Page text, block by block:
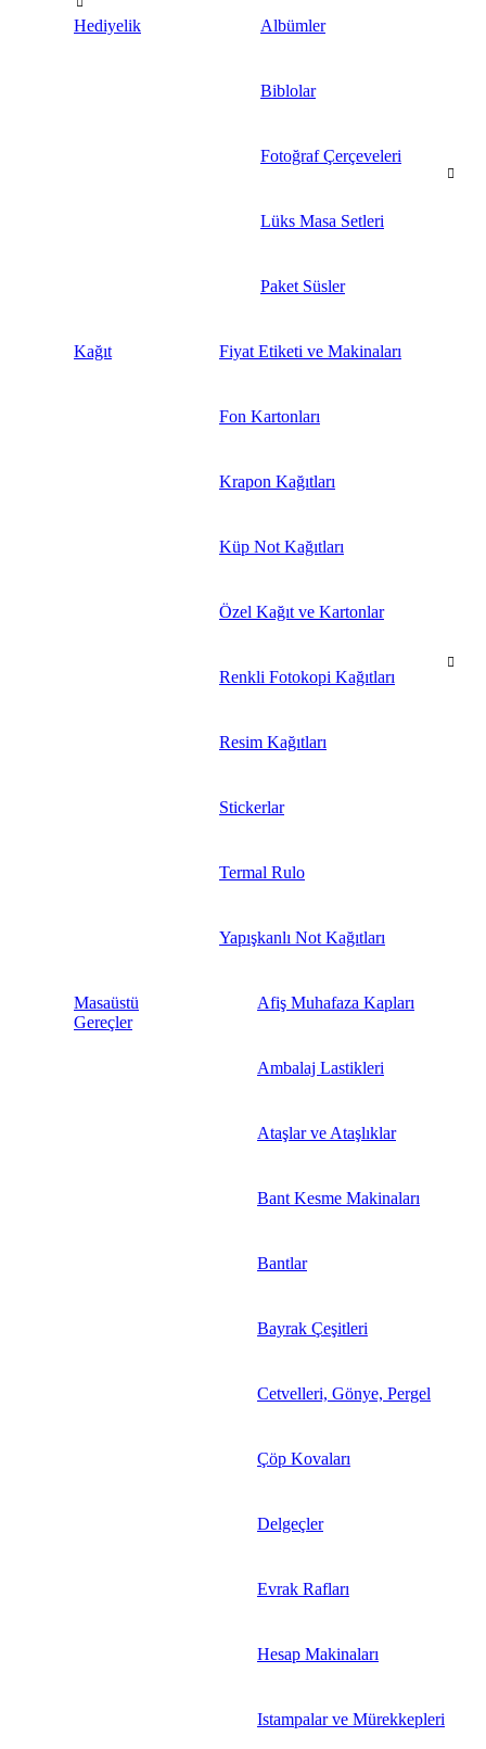
Hediyelik Albümler
Biblolar
Fotoğraf Çerçeveleri
Lüks Masa Setleri
Paket Süsler
Kağıt Fiyat Etiketi ve Makinaları
Fon Kartonları
Krapon Kağıtları
Küp Not Kağıtları
Özel Kağıt ve Kartonlar
Renkli Fotokopi Kağıtları
Resim Kağıtları
Stickerlar
Termal Rulo
Yapışkanlı Not Kağıtları
Masaüstü
Gereçler
Afiş Muhafaza Kapları
Ambalaj Lastikleri
Ataşlar ve Ataşlıklar
Bant Kesme Makinaları
Bantlar
Bayrak Çeşitleri
Cetvelleri, Gönye, Pergel
Çöp Kovaları
Delgeçler
Evrak Rafları
Hesap Makinaları
Istampalar ve Mürekkepleri